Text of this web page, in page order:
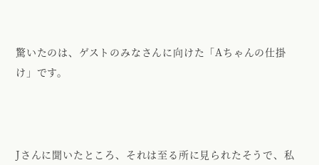
驚いたのは、ゲストのみなさんに向けた「Aちゃんの仕掛
け」です。
Jさんに聞いたところ、それは至る所に見られたそうで、私